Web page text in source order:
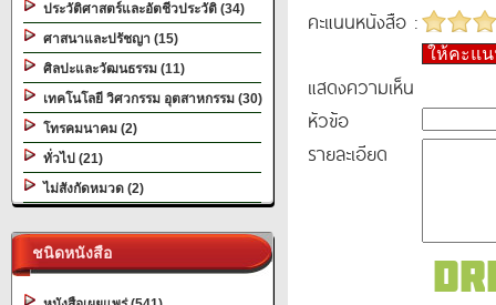
ประวัติศาสตร์และอัตชีวประวัติ (34)
ศาสนาและปรัชญา (15)
ศิลปะและวัฒนธรรม (11)
เทคโนโลยี วิศวกรรม อุตสาหกรรม (30)
โทรคมนาคม (2)
ทั่วไป (21)
ไม่สังกัดหมวด (2)
ชนิดหนังสือ
คะแนนหนังสือ :
ให้คะแ
แสดงความเห็น
หัวข้อ
รายละเอียด